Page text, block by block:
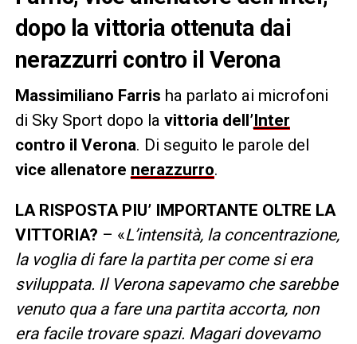
dopo la vittoria ottenuta dai
nerazzurri contro il Verona
Massimiliano Farris ha parlato ai microfoni
di Sky Sport dopo la vittoria dell’Inter
contro il Verona. Di seguito le parole del
vice allenatore nerazzurro.
LA RISPOSTA PIU’ IMPORTANTE OLTRE LA
VITTORIA? – «L’intensità, la concentrazione,
la voglia di fare la partita per come si era
sviluppata. Il Verona sapevamo che sarebbe
venuto qua a fare una partita accorta, non
era facile trovare spazi. Magari dovevamo